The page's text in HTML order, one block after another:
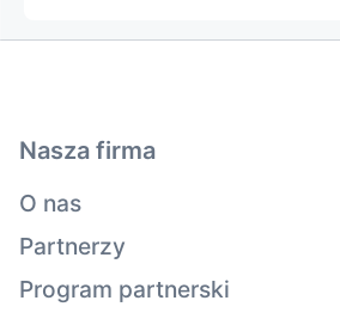
Nasza firma
O nas
Partnerzy
Program partnerski